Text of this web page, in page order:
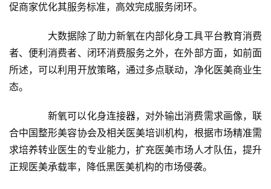
促商家优化其服务标准，高效完成服务闭环。
大数据除了助力新氧在内部化身工具平台教育消费
者、便利消费者、闭环消费服务之外，在外部方面，如前面
所述，可以利用开放策略，通过多点联动，净化医美商业生
态。
新氧可以化身连接器，对外输出消费需求画像，联
合中国整形美容协会及相关医美培训机构，根据市场精准需
求培养转业医生的专业能力，扩充医美市场人才队伍，提升
正规医美承载率，降低黑医美机构的市场侵袭。